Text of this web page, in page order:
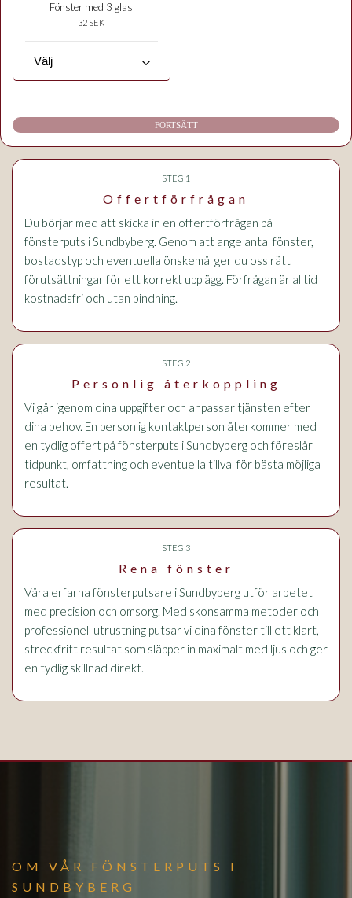
Fönster med 3 glas
32 SEK
keyboard_arrow_down
FORTSÄTT
STEG 1
Offertförfrågan
Du börjar med att skicka in en offertförfrågan på
fönsterputs i Sundbyberg. Genom att ange antal fönster,
bostadstyp och eventuella önskemål ger du oss rätt
förutsättningar för ett korrekt upplägg. Förfrågan är alltid
kostnadsfri och utan bindning.
STEG 2
Personlig återkoppling
Vi går igenom dina uppgifter och anpassar tjänsten efter
dina behov. En personlig kontaktperson återkommer med
en tydlig offert på fönsterputs i Sundbyberg och föreslår
tidpunkt, omfattning och eventuella tillval för bästa möjliga
resultat.
STEG 3
Rena fönster
Våra erfarna fönsterputsare i Sundbyberg utför arbetet
med precision och omsorg. Med skonsamma metoder och
professionell utrustning putsar vi dina fönster till ett klart,
streckfritt resultat som släpper in maximalt med ljus och ger
en tydlig skillnad direkt.
OM VÅR FÖNSTERPUTS I
SUNDBYBERG